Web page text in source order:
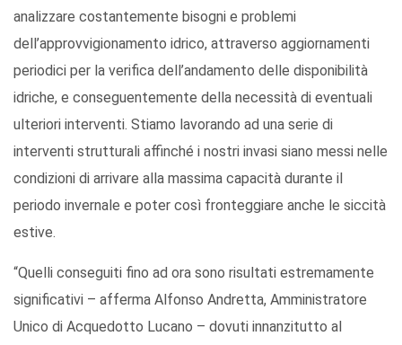
analizzare costantemente bisogni e problemi
dell’approvvigionamento idrico, attraverso aggiornamenti
periodici per la verifica dell’andamento delle disponibilità
idriche, e conseguentemente della necessità di eventuali
ulteriori interventi. Stiamo lavorando ad una serie di
interventi strutturali affinché i nostri invasi siano messi nelle
condizioni di arrivare alla massima capacità durante il
periodo invernale e poter così fronteggiare anche le siccità
estive.
“Quelli conseguiti fino ad ora sono risultati estremamente
significativi – afferma Alfonso Andretta, Amministratore
Unico di Acquedotto Lucano – dovuti innanzitutto al